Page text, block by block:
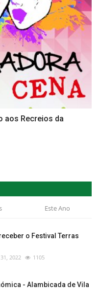
aos Recreios da
Este Ano
o Festival Terras
2022 1105
- Alambicada de Vila